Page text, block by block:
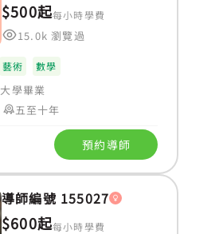
$500起每小時學費
15.0k 瀏覽過
藝術 數學
大學畢業
五至十年
預約導師
導師編號 155027
$600起每小時學費